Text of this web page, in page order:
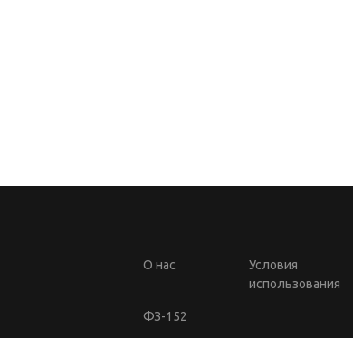
О нас
Условия
использования
ФЗ-152